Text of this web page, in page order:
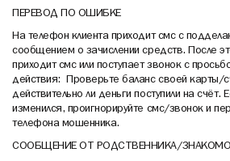
ПЕРЕВОД ПО ОШИБКЕ
На телефон клиента приходит смс с
сообщением о зачислении средств. После
приходит смс или поступает звонок с
действия: Проверьте баланс своей карты/
действительно ли деньги поступили на счёт.
изменился, проигнорируйте смс/звонок и
телефона мошенника.
СООБЩЕНИЕ ОТ РОДСТВЕННИКА/